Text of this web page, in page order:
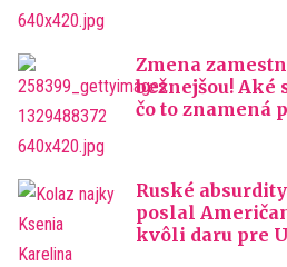
Zmena
bežnejšou! Aké
čo to znamená
Ruské
poslal
kvôli daru pre